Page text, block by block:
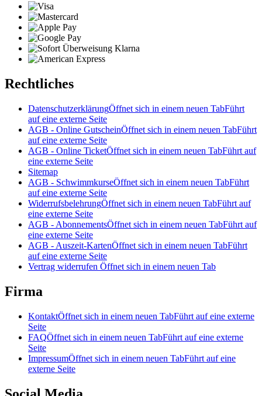
Rechtliches
DatenschutzerklärungÖffnet sich in einem neuen TabFührt
auf eine externe Seite
AGB - Online GutscheinÖffnet sich in einem neuen TabFührt
auf eine externe Seite
AGB - Online TicketÖffnet sich in einem neuen TabFührt auf
eine externe Seite
Sitemap
AGB - SchwimmkurseÖffnet sich in einem neuen TabFührt
auf eine externe Seite
WiderrufsbelehrungÖffnet sich in einem neuen TabFührt auf
eine externe Seite
AGB - AbonnementsÖffnet sich in einem neuen TabFührt auf
eine externe Seite
AGB - Auszeit-KartenÖffnet sich in einem neuen TabFührt
auf eine externe Seite
Vertrag widerrufen Öffnet sich in einem neuen Tab
Firma
KontaktÖffnet sich in einem neuen TabFührt auf eine externe
Seite
FAQÖffnet sich in einem neuen TabFührt auf eine externe
Seite
ImpressumÖffnet sich in einem neuen TabFührt auf eine
externe Seite